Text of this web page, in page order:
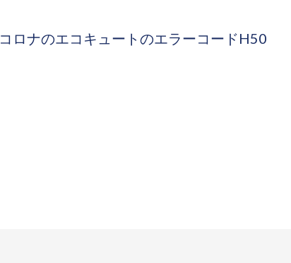
コロナのエコキュートのエラーコードH50